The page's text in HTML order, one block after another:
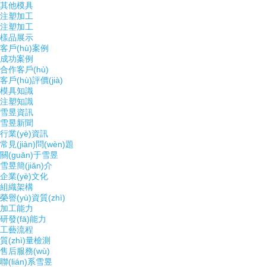
其他模具
注塑加工
注塑加工
樣品展示
客戶(hù)案例
成功案例
合作客戶(hù)
客戶(hù)評價(jià)
模具知識
注塑知識
雪昱資訊
雪昱新聞
行業(yè)資訊
常見(jiàn)問(wèn)題
關(guān)于雪昱
雪昱簡(jiǎn)介
企業(yè)文化
組織架構
榮譽(yù)資質(zhì)
加工能力
研發(fā)能力
工藝流程
質(zhì)量檢測
售后服務(wù)
聯(lián)系雪昱